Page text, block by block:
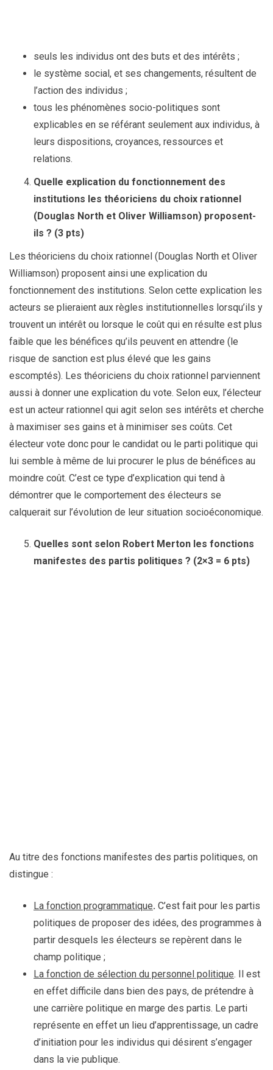
seuls les individus ont des buts et des intérêts ;
le système social, et ses changements, résultent de
l’action des individus ;
tous les phénomènes socio-politiques sont
explicables en se référant seulement aux individus, à
leurs dispositions, croyances, ressources et
relations.
Quelle explication du fonctionnement des
institutions les théoriciens du choix rationnel
(Douglas North et Oliver Williamson) proposent-
ils ? (3 pts)
Les théoriciens du choix rationnel (Douglas North et Oliver
Williamson) proposent ainsi une explication du
fonctionnement des institutions. Selon cette explication les
acteurs se plieraient aux règles institutionnelles lorsqu’ils y
trouvent un intérêt ou lorsque le coût qui en résulte est plus
faible que les bénéfices qu’ils peuvent en attendre (le
risque de sanction est plus élevé que les gains
escomptés). Les théoriciens du choix rationnel parviennent
aussi à donner une explication du vote. Selon eux, l’électeur
est un acteur rationnel qui agit selon ses intérêts et cherche
à maximiser ses gains et à minimiser ses coûts. Cet
électeur vote donc pour le candidat ou le parti politique qui
lui semble à même de lui procurer le plus de bénéfices au
moindre coût. C’est ce type d’explication qui tend à
démontrer que le comportement des électeurs se
calquerait sur l’évolution de leur situation socioéconomique.
Quelles sont selon Robert Merton les fonctions
manifestes des partis politiques ? (2×3 = 6 pts)
Au titre des fonctions manifestes des partis politiques, on
distingue :
La fonction programmatique. C’est fait pour les partis
politiques de proposer des idées, des programmes à
partir desquels les électeurs se repèrent dans le
champ politique ;
La fonction de sélection du personnel politique. Il est
en effet difficile dans bien des pays, de prétendre à
une carrière politique en marge des partis. Le parti
représente en effet un lieu d’apprentissage, un cadre
d’initiation pour les individus qui désirent s’engager
dans la vie publique.